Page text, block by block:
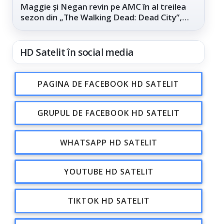
Maggie și Negan revin pe AMC în al treilea
sezon din „The Walking Dead: Dead City”,
HD Satelit în social media
PAGINA DE FACEBOOK HD SATELIT
GRUPUL DE FACEBOOK HD SATELIT
WHATSAPP HD SATELIT
YOUTUBE HD SATELIT
TIKTOK HD SATELIT